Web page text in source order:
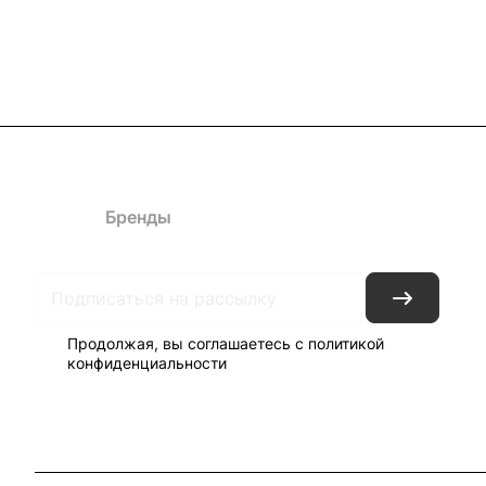
Бренды
Продолжая, вы соглашаетесь с политикой
конфиденциальности